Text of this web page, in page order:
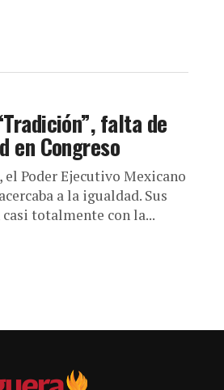
falta de
en Congreso
Poder Ejecutivo Mexicano
a la igualdad. Sus
totalmente con la...